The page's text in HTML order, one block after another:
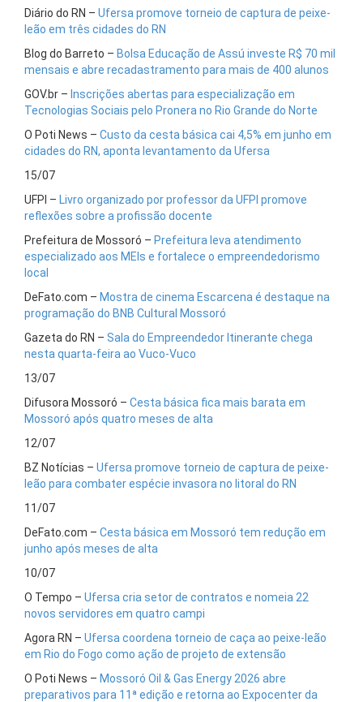
Diário do RN – Ufersa promove torneio de captura de peixe-
leão em três cidades do RN
Blog do Barreto – Bolsa Educação de Assú investe R$ 70 mil
mensais e abre recadastramento para mais de 400 alunos
GOV.br – Inscrições abertas para especialização em
Tecnologias Sociais pelo Pronera no Rio Grande do Norte
O Poti News – Custo da cesta básica cai 4,5% em junho em
cidades do RN, aponta levantamento da Ufersa
15/07
UFPI – Livro organizado por professor da UFPI promove
reflexões sobre a profissão docente
Prefeitura de Mossoró – Prefeitura leva atendimento
especializado aos MEIs e fortalece o empreendedorismo
local
DeFato.com – Mostra de cinema Escarcena é destaque na
programação do BNB Cultural Mossoró
Gazeta do RN – Sala do Empreendedor Itinerante chega
nesta quarta-feira ao Vuco-Vuco
13/07
Difusora Mossoró – Cesta básica fica mais barata em
Mossoró após quatro meses de alta
12/07
BZ Notícias – Ufersa promove torneio de captura de peixe-
leão para combater espécie invasora no litoral do RN
11/07
DeFato.com – Cesta básica em Mossoró tem redução em
junho após meses de alta
10/07
O Tempo – Ufersa cria setor de contratos e nomeia 22
novos servidores em quatro campi
Agora RN – Ufersa coordena torneio de caça ao peixe-leão
em Rio do Fogo como ação de projeto de extensão
O Poti News – Mossoró Oil & Gas Energy 2026 abre
preparativos para 11ª edição e retorna ao Expocenter da